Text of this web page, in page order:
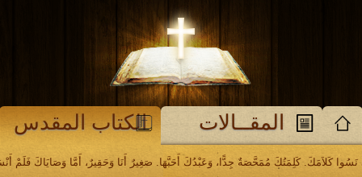
المقــالات الكتاب المقدس
كَلاَمَكَ. كَلِمَتُكَ مُمَحَّصَةٌ جِدًّا، وَعَبْدُكَ أَحَبَّهَا. صَغِيرٌ أَنَا وَحَقِيرٌ، أَمَّا وَصَايَاكَ فَلَمْ أَنْسَهَا. مزمور